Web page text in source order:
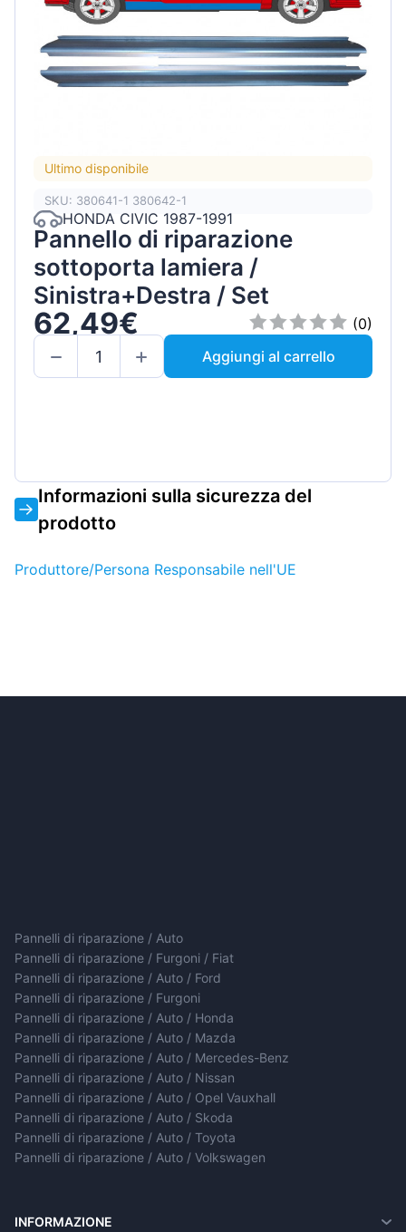
Ultimo disponibile
SKU: 380641-1 380642-1
HONDA CIVIC 1987-1991
Pannello di riparazione
sottoporta lamiera /
Sinistra+Destra / Set
62,49€
(0)
Aggiungi al carrello
Informazioni sulla sicurezza del
prodotto
Produttore/Persona Responsabile nell'UE
Pannelli di riparazione / Auto
Pannelli di riparazione / Furgoni / Fiat
Pannelli di riparazione / Auto / Ford
Pannelli di riparazione / Furgoni
Pannelli di riparazione / Auto / Honda
Pannelli di riparazione / Auto / Mazda
Pannelli di riparazione / Auto / Mercedes-Benz
Pannelli di riparazione / Auto / Nissan
Pannelli di riparazione / Auto / Opel Vauxhall
Pannelli di riparazione / Auto / Skoda
Pannelli di riparazione / Auto / Toyota
Pannelli di riparazione / Auto / Volkswagen
INFORMAZIONE